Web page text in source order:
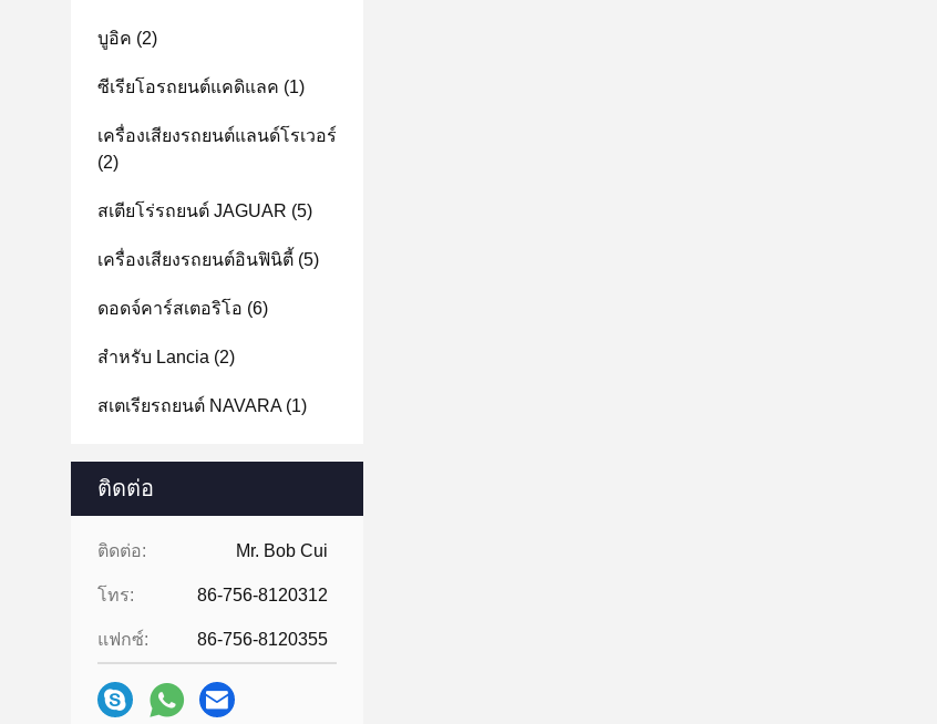
บูอิค (2)
ซีเรียโอรถยนต์แคดิแลค (1)
เครื่องเสียงรถยนต์แลนด์โรเวอร์
(2)
สเตียโร่รถยนต์ JAGUAR (5)
เครื่องเสียงรถยนต์อินฟินิตี้ (5)
ดอดจ์คาร์สเตอริโอ (6)
สําหรับ Lancia (2)
สเตเรียรถยนต์ NAVARA(1)
ติดต่อ
ติดต่อ: Mr. Bob Cui
โทร: 86-756-8120312
แฟกซ์: 86-756-8120355